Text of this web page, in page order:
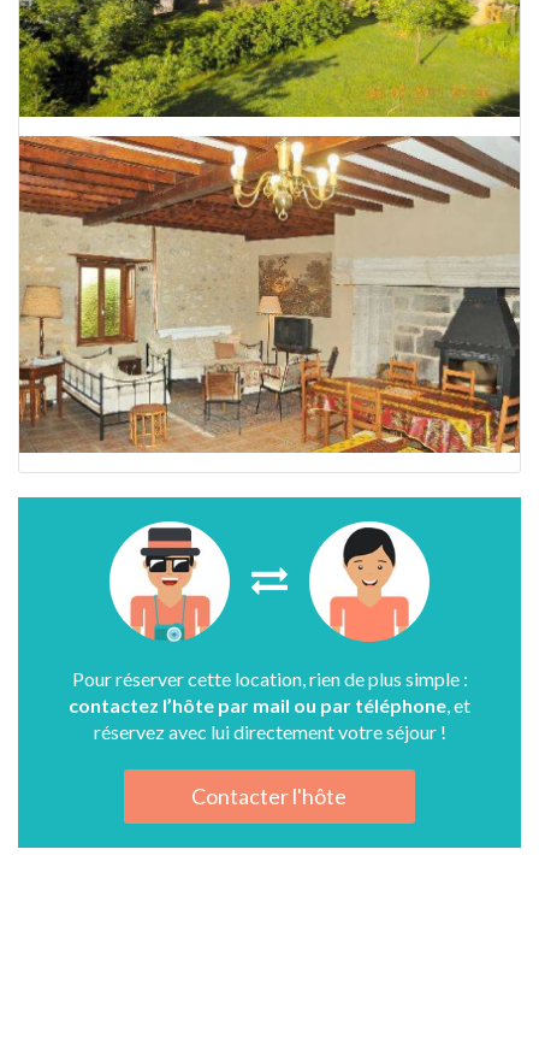
Pour réserver cette location, rien de plus simple :
contactez l’hôte par mail ou par téléphone , et
réservez avec lui directement votre séjour !
Contacter l'hôte